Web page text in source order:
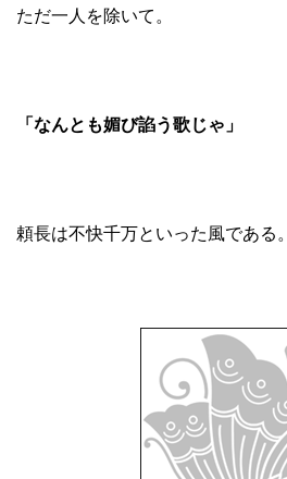
ただ一人を除いて。
「なんとも媚び諂う歌じゃ」
頼長は不快千万といった風である。